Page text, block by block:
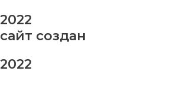
2022
сайт создан
2022